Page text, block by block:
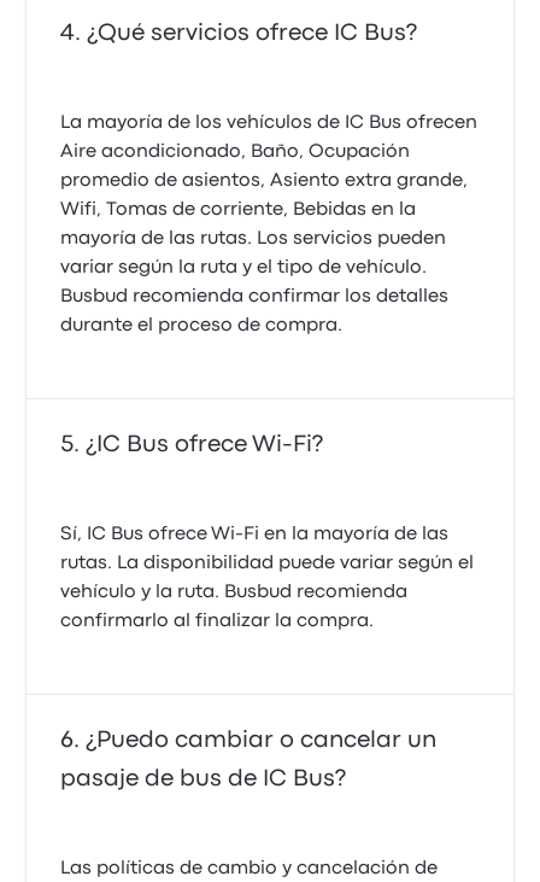
¿Qué servicios ofrece IC Bus?
La mayoría de los vehículos de IC Bus ofrecen
Aire acondicionado, Baño, Ocupación
promedio de asientos, Asiento extra grande,
Wifi, Tomas de corriente, Bebidas en la
mayoría de las rutas. Los servicios pueden
variar según la ruta y el tipo de vehículo.
Busbud recomienda confirmar los detalles
durante el proceso de compra.
¿IC Bus ofrece Wi-Fi?
Sí, IC Bus ofrece Wi-Fi en la mayoría de las
rutas. La disponibilidad puede variar según el
vehículo y la ruta. Busbud recomienda
confirmarlo al finalizar la compra.
¿Puedo cambiar o cancelar un
pasaje de bus de IC Bus?
Las políticas de cambio y cancelación de